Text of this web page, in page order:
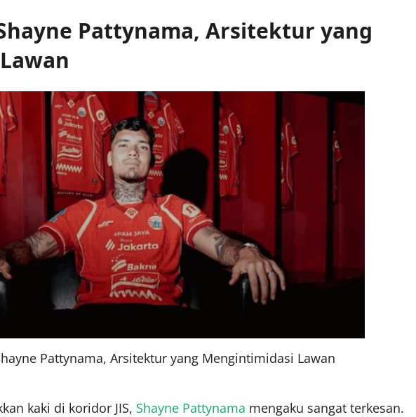
Pattynama, Arsitektur yang
Pattynama, Arsitektur yang Mengintimidasi Lawan
kaki di koridor JIS, Shayne Pattynama mengaku sangat terkesan.